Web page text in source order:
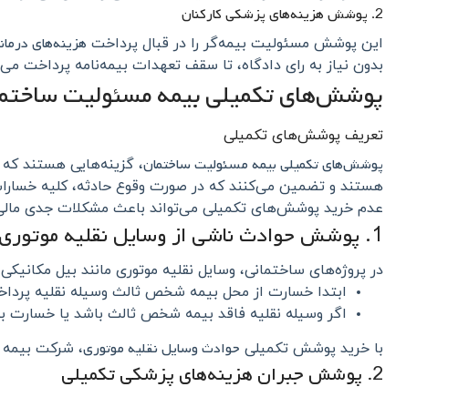
2. پوشش هزینه‌های پزشکی کارکنان
این پوشش مسئولیت بیمه‌گر را در قبال پرداخت هزینه‌های
بدون نیاز به رای دادگاه، تا سقف تعهدات بیمه‌نامه پرداخت
پوشش‌های تکمیلی بیمه مسئولیت
تعریف پوشش‌های تکمیلی
پوشش‌های تکمیلی بیمه مسئولیت ساختمان، گزینه‌هایی هستند
هستند و تضمین می‌کنند که در صورت وقوع حادثه، کلیه
عدم خرید پوشش‌های تکمیلی می‌تواند باعث مشکلات جدی مالی
1. پوشش حوادث ناشی از وسایل نقلیه موتوری
در پروژه‌های ساختمانی، وسایل نقلیه موتوری مانند بیل
ابتدا خسارت از محل بیمه شخص ثالث وسیله نقلیه
اگر وسیله نقلیه فاقد بیمه شخص ثالث باشد یا خسارت
با خرید پوشش تکمیلی حوادث وسایل نقلیه موتوری، شرکت
2. پوشش جبران هزینه‌های پزشکی تکمیلی